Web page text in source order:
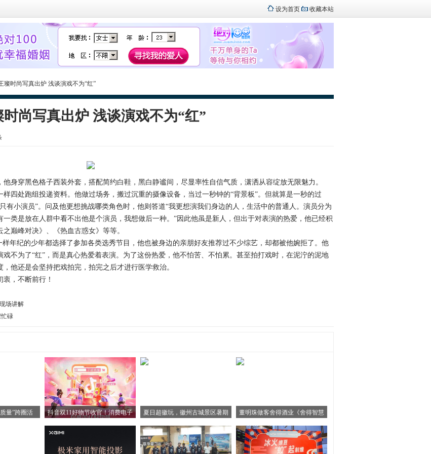
设为首页 收藏本站
璨时尚写真出炉 浅谈演戏不为“红”
时尚写真出炉 浅谈演戏不为“红”
穿黑色格子西装外套，搭配简约白鞋，黑白静谧间，尽显率性自信气质，潇洒从容绽放无限魅力。
处跑组投递资料。他做过场务，搬过沉重的摄像设备，当过一秒钟的“背景板”。但就算是一秒的过
有小演员”。问及他更想挑战哪类角色时，他则答道“我更想演我们身边的人，生活中的普通人。演员分为
类是放在人群中看不出他是个演员，我想做后一种。”因此他虽是新人，但出于对表演的热爱，他已经积
巅峰对决》、《热血古惑女》等等。
纪的少年都选择了参加各类选秀节目，他也被身边的亲朋好友推荐过不少综艺，却都被他婉拒了。他
不为了“红”，而是真心热爱着表演。为了这份热爱，他不怕苦、不怕累。甚至拍打戏时，在泥泞的泥地
他还是会坚持把戏拍完，拍完之后才进行医学救治。
，不断前行！
场讲解
碌
量”跨圈活 抖音双11好物节收官！消费电子 夏日超徽玩，徽州古城景区暑期 董明珠做客舍得酒业《舍得智慧